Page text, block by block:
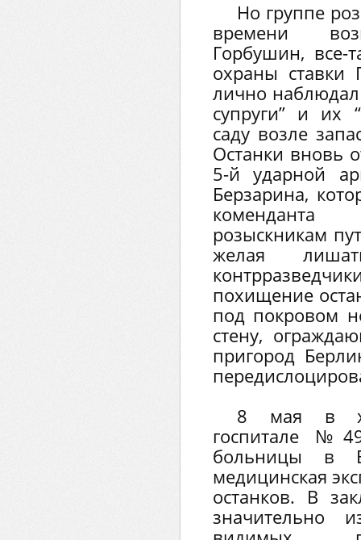
Но группе
времени
Горбушин, все-
охраны ставки
лично наблюдал
супруги” и их
саду возле
Останки вновь
5-й ударной
Берзарина,
коменданта
розыскникам
желая
похищение
под покровом
стену,
пригород
8 мая в
госпитале
больницы в
медицинская
останков. В
значительно